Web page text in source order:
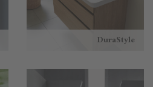
DuraStyle